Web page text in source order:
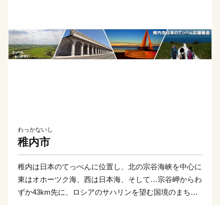
わっかないし
稚内市
稚内は日本のてっぺんに位置し、北の宗谷海峡を中心に
東はオホーツク海、西は日本海、そして…宗谷岬からわ
ずか43km先に、ロシアのサハリンを望む国境のまちで